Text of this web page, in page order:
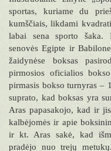
sportas, kuriame du
kumščiais, likdami
labai sena sporto šaka.
senovės Egipte ir
žaidynėse boksas
pirmosios oficialios
pirmasis bokso turnyras –
suprato, kad boksas yra
Aras papasakojo, kad ir
kalbėjomės ir apie
ir kt. Aras sakė, kad
pradėjo nuo trejų